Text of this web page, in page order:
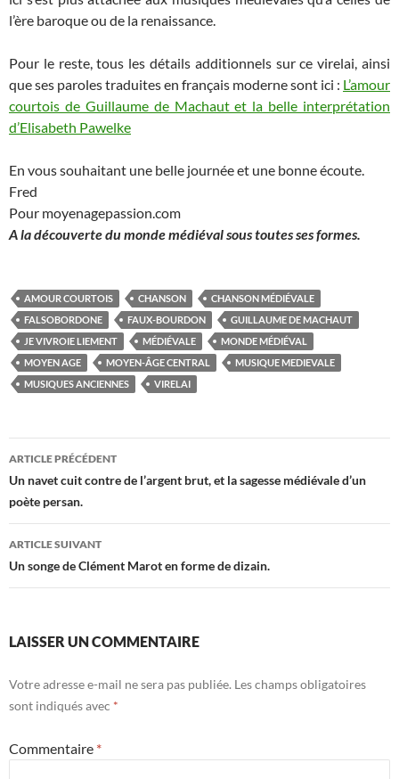
l’ère baroque ou de la renaissance.
Pour le reste, tous les détails additionnels sur ce virelai, ainsi
que ses paroles traduites en français moderne sont ici : L’amour
courtois de Guillaume de Machaut et la belle interprétation
d’Elisabeth Pawelke
En vous souhaitant une belle journée et une bonne écoute.
Fred
Pour moyenagepassion.com
A la découverte du monde médiéval sous toutes ses formes.
AMOUR COURTOIS CHANSON
CHANSON MÉDIÉVALE
FALSOBORDONE
FAUX-BOURDON
GUILLAUME DE MACHAUT
JE VIVROIE LIEMENT
MÉDIÉVALE
MONDE MÉDIÉVAL
MOYEN AGE
MOYEN-ÂGE CENTRAL
MUSIQUE MEDIEVALE
MUSIQUES ANCIENNES
VIRELAI
Navigation
des
articles
ARTICLE PRÉCÉDENT
Un navet cuit contre de l’argent brut, et la sagesse médiévale d’un
poète persan.
ARTICLE SUIVANT
Un songe de Clément Marot en forme de dizain.
LAISSER UN COMMENTAIRE
Votre adresse e-mail ne sera pas publiée. Les champs obligatoires
sont indiqués avec *
Commentaire *